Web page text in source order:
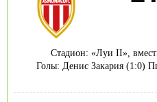
Стадион: «Луи II»,
Голы: Денис Закария (1:0)